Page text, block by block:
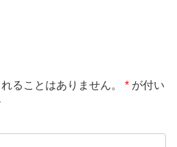
ることはありません。 * が付い